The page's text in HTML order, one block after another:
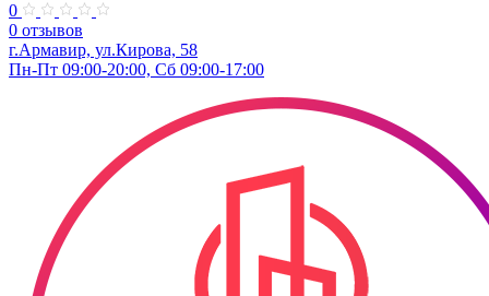
0
0 отзывов
г.Армавир, ул.Кирова, 58
Пн-Пт 09:00-20:00, Сб 09:00-17:00